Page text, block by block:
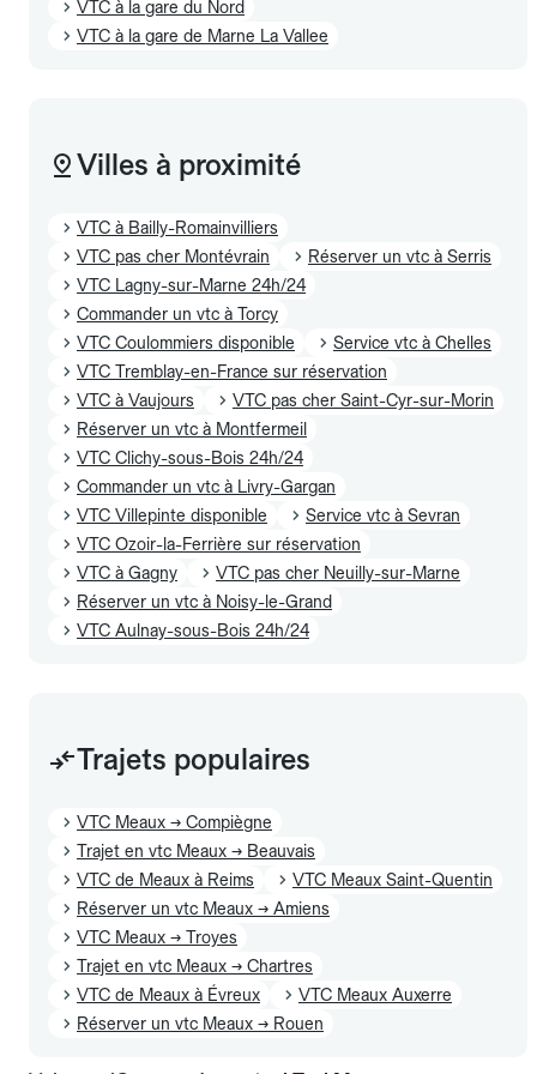
VTC à la gare du Nord
VTC à la gare de Marne La Vallee
Villes à proximité
VTC à Bailly-Romainvilliers
VTC pas cher Montévrain
Réserver un vtc à Serris
VTC Lagny-sur-Marne 24h/24
Commander un vtc à Torcy
VTC Coulommiers disponible
Service vtc à Chelles
VTC Tremblay-en-France sur réservation
VTC à Vaujours
VTC pas cher Saint-Cyr-sur-Morin
Réserver un vtc à Montfermeil
VTC Clichy-sous-Bois 24h/24
Commander un vtc à Livry-Gargan
VTC Villepinte disponible
Service vtc à Sevran
VTC Ozoir-la-Ferrière sur réservation
VTC à Gagny
VTC pas cher Neuilly-sur-Marne
Réserver un vtc à Noisy-le-Grand
VTC Aulnay-sous-Bois 24h/24
Trajets populaires
VTC Meaux → Compiègne
Trajet en vtc Meaux → Beauvais
VTC de Meaux à Reims
VTC Meaux Saint-Quentin
Réserver un vtc Meaux → Amiens
VTC Meaux → Troyes
Trajet en vtc Meaux → Chartres
VTC de Meaux à Évreux
VTC Meaux Auxerre
Réserver un vtc Meaux → Rouen